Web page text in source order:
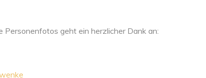
geht ein herzlicher Dank an: